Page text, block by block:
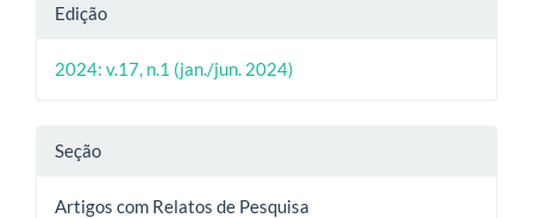
Edição
2024: v.17, n.1 (jan./jun. 2024)
Seção
Artigos com Relatos de Pesquisa